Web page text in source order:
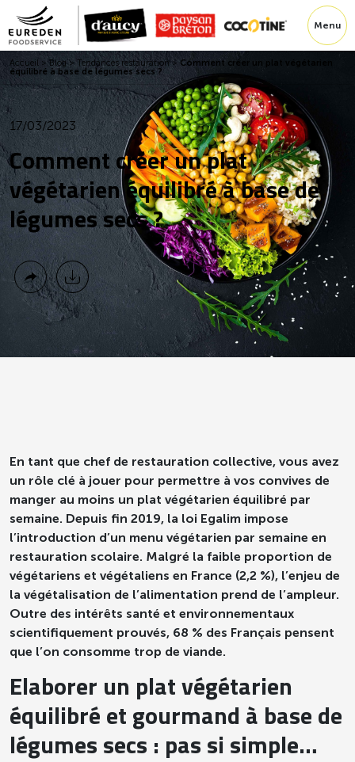
Menu
Accueil >Blog> Tendances restauration> Comment créer un plat végétarien
équilibré à base de légumes secs ?
17/03/2023
Comment créer un plat
végétarien équilibré à base de
légumes secs ?
En tant que chef de restauration collective, vous avez
un rôle clé à jouer pour permettre à vos convives de
manger au moins un plat végétarien équilibré par
semaine. Depuis fin 2019, la loi Egalim impose
l’introduction d’un menu végétarien par semaine en
restauration scolaire. Malgré la faible proportion de
végétariens et végétaliens en France (2,2 %), l’enjeu de
la végétalisation de l’alimentation prend de l’ampleur.
Outre des intérêts santé et environnementaux
scientifiquement prouvés, 68 % des Français pensent
que l’on consomme trop de viande.
Elaborer un plat végétarien
équilibré et gourmand à base de
légumes secs : pas si simple…